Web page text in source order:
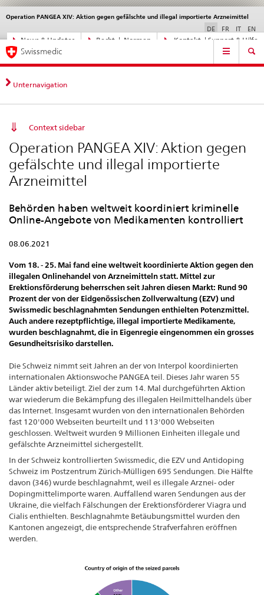
Direktnavigation
News,
Rechtsgrundlagen,
News & Updates Recht | Normen Kontakt | Support & Hilfe
Operation PANGEA XIV: Aktion gegen gefälschte und illegal importierte Arzneimittel
Sprachwahl
DE FR IT EN
Service
Hauptnavigation
Swissmedic
Unternavigation
Context sidebar
Operation PANGEA XIV: Aktion gegen
gefälschte und illegal importierte
Arzneimittel
Behörden haben weltweit koordiniert kriminelle
Online-Angebote von Medikamenten kontrolliert
08.06.2021
Vom 18. - 25. Mai fand eine weltweit koordinierte Aktion gegen den
illegalen Onlinehandel von Arzneimitteln statt. Mittel zur
Erektionsförderung beherrschen seit Jahren diesen Markt: Rund 90
Prozent der von der Eidgenössischen Zollverwaltung (EZV) und
Swissmedic beschlagnahmten Sendungen enthielten Potenzmittel.
Auch andere rezeptpflichtige, illegal importierte Medikamente,
wurden beschlagnahmt, die in Eigenregie eingenommen ein grosses
Gesundheitsrisiko darstellen.
Die Schweiz nimmt seit Jahren an der von Interpol koordinierten
internationalen Aktionswoche PANGEA teil. Dieses Jahr waren 55
Länder aktiv beteiligt. Ziel der zum 14. Mal durchgeführten Aktion
war wiederum die Bekämpfung des illegalen Heilmittelhandels über
das Internet. Insgesamt wurden von den internationalen Behörden
fast 120'000 Webseiten beurteilt und 113'000 Webseiten
geschlossen. Weltweit wurden 9 Millionen Einheiten illegale und
gefälschte Arzneimittel sichergestellt.
In der Schweiz kontrollierten Swissmedic, die EZV und Antidoping
Schweiz im Postzentrum Zürich-Mülligen 695 Sendungen. Die Hälfte
davon (346) wurde beschlagnahmt, weil es illegale Arznei- oder
Dopingmittelimporte waren. Auffallend waren Sendungen aus der
Ukraine, die vielfach Fälschungen der Erektionsförderer Viagra und
Cialis enthielten. Beschlagnahmte Betäubungsmittel wurden den
Kantonen angezeigt, die entsprechende Strafverfahren eröffnen
werden.